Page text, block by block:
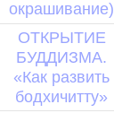
окрашивание)
ОТКРЫТИЕ
БУДДИЗМА.
«Как развить
бодхичитту»